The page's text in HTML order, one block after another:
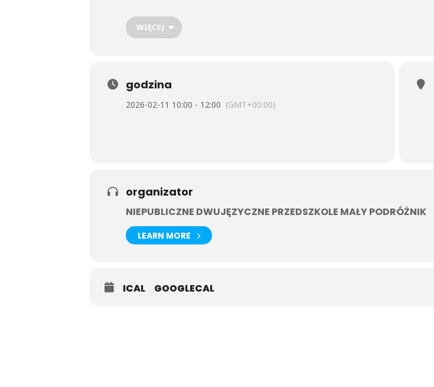
WIĘCEJ
godzina
2026-02-11 10:00 - 12:00 (GMT+00:00)
organizator
NIEPUBLICZNE DWUJĘZYCZNE PRZEDSZKOLE MAŁY PODRÓŻNIK
LEARN MORE
ICAL GOOGLECAL